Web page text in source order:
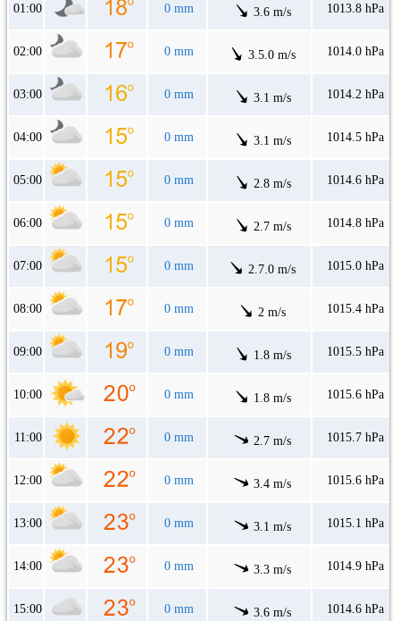
01:00 0 mm 3.6 m/s 1013.8 hPa
02:00 0 mm 3.5.0 m/s 1014.0 hPa
03:00 0 mm 3.1 m/s 1014.2 hPa
04:00 0 mm 3.1 m/s 1014.5 hPa
05:00 0 mm 2.8 m/s 1014.6 hPa
06:00 0 mm 2.7 m/s 1014.8 hPa
07:00 0 mm 2.7.0 m/s 1015.0 hPa
08:00 0 mm 2 m/s 1015.4 hPa
09:00 0 mm 1.8 m/s 1015.5 hPa
10:00 0 mm 1.8 m/s 1015.6 hPa
11:00 0 mm 2.7 m/s 1015.7 hPa
12:00 0 mm 3.4 m/s 1015.6 hPa
13:00 0 mm 3.1 m/s 1015.1 hPa
14:00 0 mm 3.3 m/s 1014.9 hPa
15:00 0 mm 3.6 m/s 1014.6 hPa